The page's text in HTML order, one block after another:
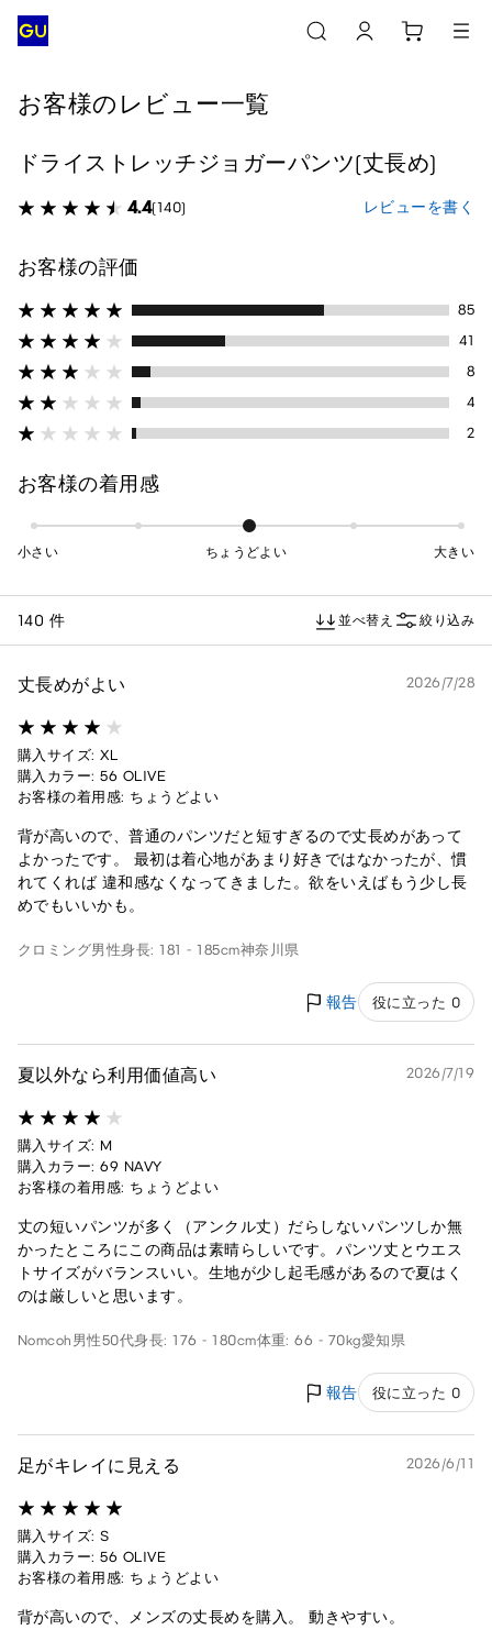
お客様のレビュー一覧
ドライストレッチジョガーパンツ(丈長め)
4.4(140) レビューを書く
お客様の評価
85
41
8
4
2
お客様の着用感
小さい ちょうどよい 大きい
140 件 並べ替え 絞り込み
丈長めがよい 2026/7/28
購入サイズ: XL
購入カラー: 56 OLIVE
お客様の着用感: ちょうどよい
背が高いので、普通のパンツだと短すぎるので丈長めがあって
よかったです。 最初は着心地があまり好きではなかったが、慣
れてくれば 違和感なくなってきました。欲をいえばもう少し長
めでもいいかも。
クロミング男性身長: 181 - 185cm神奈川県
報告 役に立った 0
夏以外なら利用価値高い 2026/7/19
購入サイズ: M
購入カラー: 69 NAVY
お客様の着用感: ちょうどよい
丈の短いパンツが多く（アンクル丈）だらしないパンツしか無
かったところにこの商品は素晴らしいです。パンツ丈とウエス
トサイズがバランスいい。生地が少し起毛感があるので夏はく
のは厳しいと思います。
Nomcoh 男性50代身長: 176 - 180cm体重: 66 - 70kg愛知県
報告 役に立った 0
足がキレイに見える 2026/6/11
購入サイズ: S
購入カラー: 56 OLIVE
お客様の着用感: ちょうどよい
背が高いので、メンズの丈長めを購入。 動きやすい。